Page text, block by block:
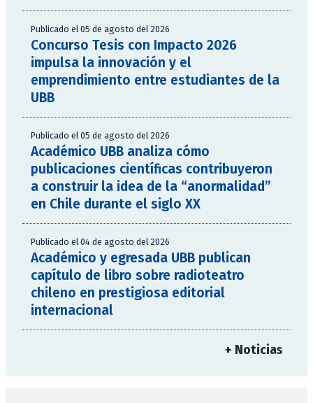
Publicado el 05 de agosto del 2026
Concurso Tesis con Impacto 2026
impulsa la innovación y el
emprendimiento entre estudiantes de la
UBB
Publicado el 05 de agosto del 2026
Académico UBB analiza cómo
publicaciones científicas contribuyeron
a construir la idea de la “anormalidad”
en Chile durante el siglo XX
Publicado el 04 de agosto del 2026
Académico y egresada UBB publican
capítulo de libro sobre radioteatro
chileno en prestigiosa editorial
internacional
+ Noticias